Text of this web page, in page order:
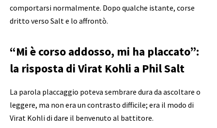
comportarsi normalmente. Dopo qualche istante, corse
dritto verso Salt e lo affrontò.
“Mi è corso addosso, mi ha placcato”:
la risposta di Virat Kohli a Phil Salt
La parola placcaggio poteva sembrare dura da ascoltare o
leggere, ma non era un contrasto difficile; era il modo di
Virat Kohli di dare il benvenuto al battitore.